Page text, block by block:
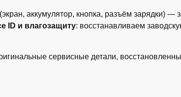
аккумулятор, кнопка, разъём зарядки)
ID и влагозащиту: восстанавливаем
сервисные детали,